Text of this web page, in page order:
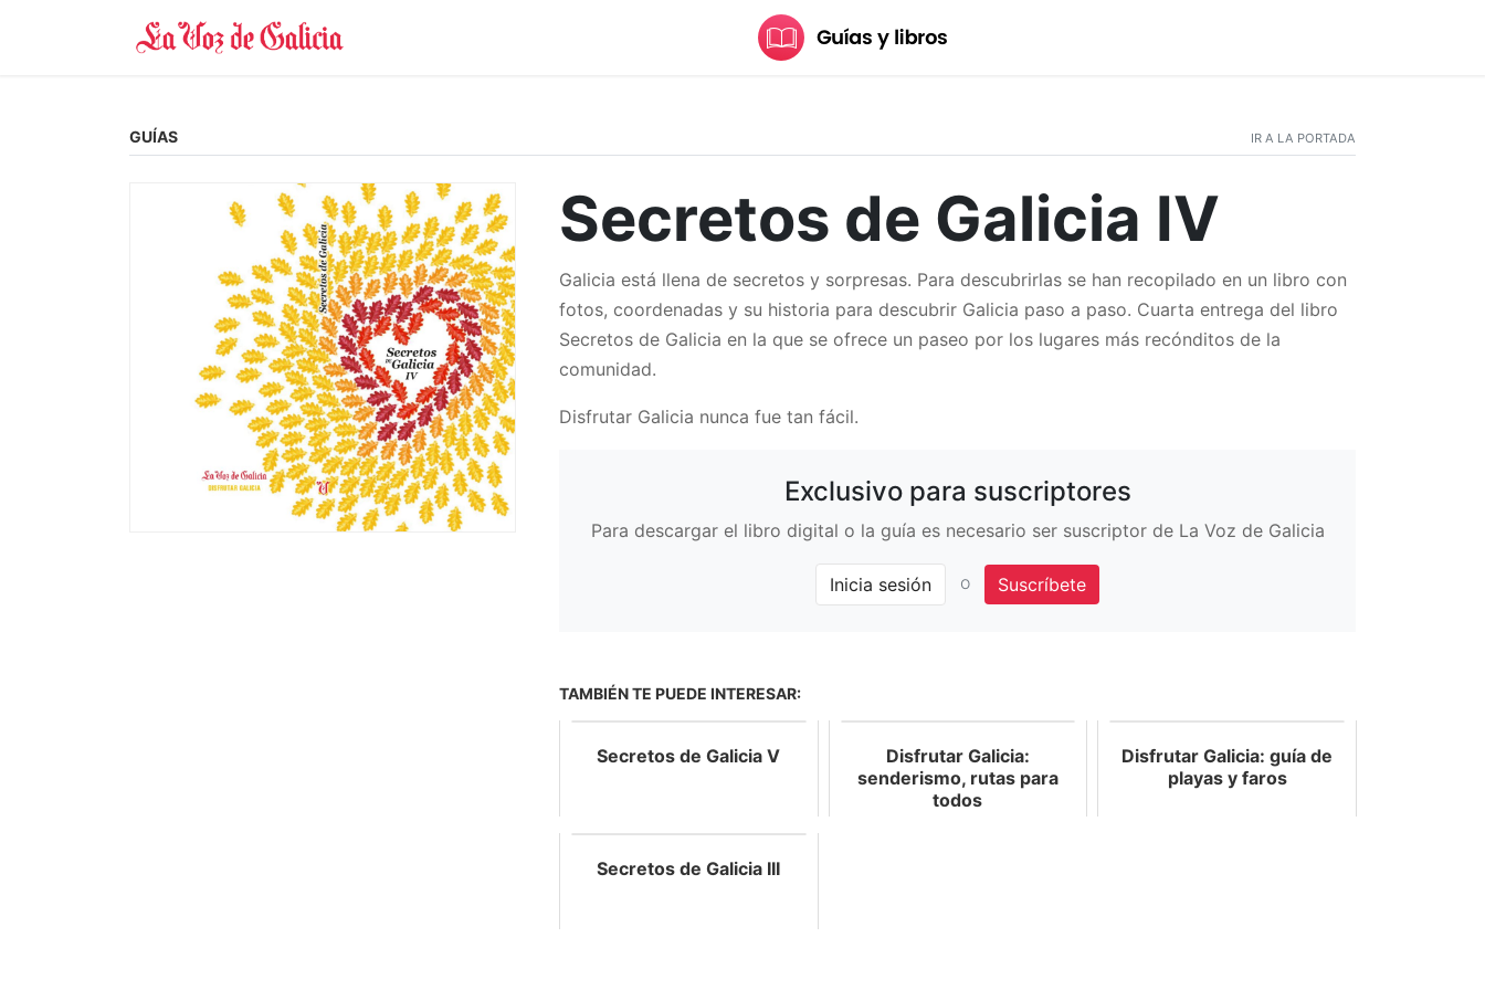
GUÍAS IR A LA PORTADA
Secretos de Galicia IV
Galicia está llena de secretos y sorpresas. Para descubrirlas se han recopilado en un libro con
fotos, coordenadas y su historia para descubrir Galicia paso a paso. Cuarta entrega del libro
Secretos de Galicia en la que se ofrece un paseo por los lugares más recónditos de la
comunidad.
Disfrutar Galicia nunca fue tan fácil.
Exclusivo para suscriptores
Para descargar el libro digital o la guía es necesario ser suscriptor de La Voz de Galicia
Inicia sesión o Suscríbete
TAMBIÉN TE PUEDE INTERESAR:
Secretos de Galicia V
Disfrutar Galicia:
senderismo, rutas para
todos
Disfrutar Galicia: guía de
playas y faros
Secretos de Galicia III